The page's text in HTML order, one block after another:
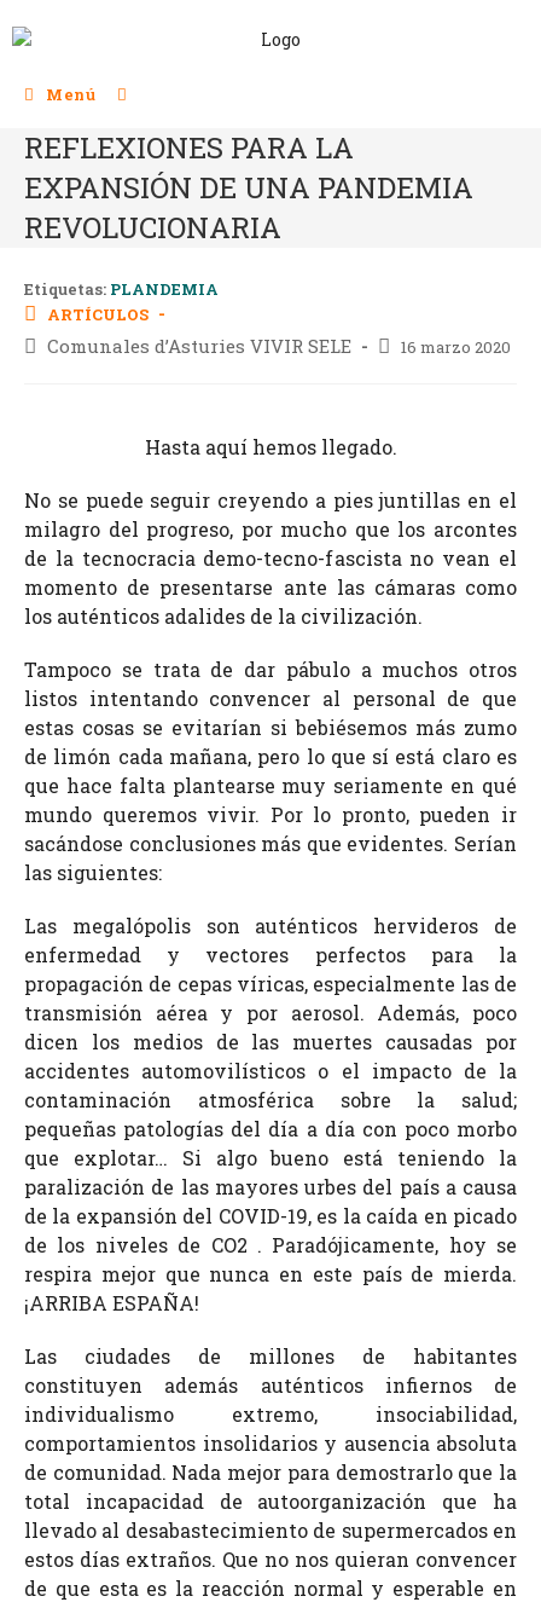
Menú
REFLEXIONES PARA LA
EXPANSIÓN DE UNA PANDEMIA
REVOLUCIONARIA
Etiquetas: PLANDEMIA
ARTÍCULOS
Comunales d’Asturies VIVIR SELE 16 marzo 2020
Hasta aquí hemos llegado.
No se puede seguir creyendo a pies juntillas en el
milagro del progreso, por mucho que los arcontes
de la tecnocracia demo-tecno-fascista no vean el
momento de presentarse ante las cámaras como
los auténticos adalides de la civilización.
Tampoco se trata de dar pábulo a muchos otros
listos intentando convencer al personal de que
estas cosas se evitarían si bebiésemos más zumo
de limón cada mañana, pero lo que sí está claro es
que hace falta plantearse muy seriamente en qué
mundo queremos vivir. Por lo pronto, pueden ir
sacándose conclusiones más que evidentes. Serían
las siguientes:
Las megalópolis son auténticos hervideros de
enfermedad y vectores perfectos para la
propagación de cepas víricas, especialmente las de
transmisión aérea y por aerosol. Además, poco
dicen los medios de las muertes causadas por
accidentes automovilísticos o el impacto de la
contaminación atmosférica sobre la salud;
pequeñas patologías del día a día con poco morbo
que explotar… Si algo bueno está teniendo la
paralización de las mayores urbes del país a causa
de la expansión del COVID-19, es la caída en picado
de los niveles de CO2 . Paradójicamente, hoy se
respira mejor que nunca en este país de mierda.
¡ARRIBA ESPAÑA!
Las ciudades de millones de habitantes
constituyen además auténticos infiernos de
individualismo extremo, insociabilidad,
comportamientos insolidarios y ausencia absoluta
de comunidad. Nada mejor para demostrarlo que la
total incapacidad de autoorganización que ha
llevado al desabastecimiento de supermercados en
estos días extraños. Que no nos quieran convencer
de que esta es la reacción normal y esperable en